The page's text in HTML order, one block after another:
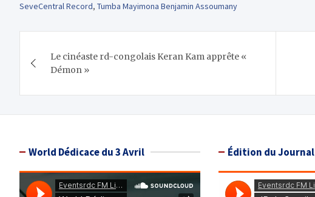
SeveCentral Record, Tumba Mayimona Benjamin Assoumany
de
l’article
Le cinéaste rd-congolais Keran Kam apprête «
Démon »
World Dédicace du 3 Avril Édition du Journal